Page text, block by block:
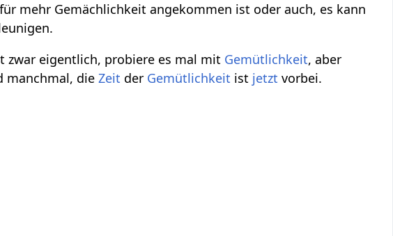
mehr Gemächlichkeit angekommen ist oder auch, es kann
zwar eigentlich, probiere es mal mit Gemütlichkeit, aber
manchmal, dieZeit der Gemütlichkeit ist jetzt vorbei.